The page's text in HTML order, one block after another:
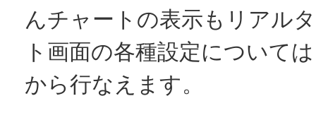
んチャートの表示もリアル
ト画面の各種設定について
から行なえます。